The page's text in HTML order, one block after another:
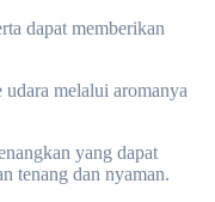
melalui aromanya
yang dapat
tenang dan nyaman.